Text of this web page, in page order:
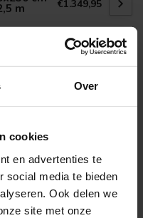
Over
cookies
en advertenties te
social media te bieden
Ook delen we
site met onze
m €1.349,95
van uw
dan uw
zijn?:
toe in de